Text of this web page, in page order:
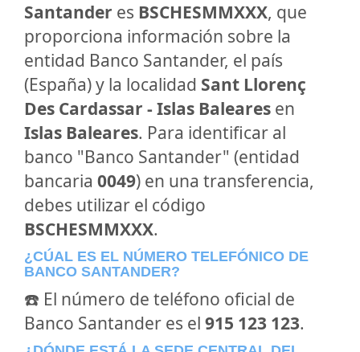
Santander es BSCHESMMXXX, que
proporciona información sobre la
entidad Banco Santander, el país
(España) y la localidad Sant Llorenç
Des Cardassar - Islas Baleares en
Islas Baleares. Para identificar al
banco "Banco Santander" (entidad
bancaria 0049) en una transferencia,
debes utilizar el código
BSCHESMMXXX.
¿CÚAL ES EL NÚMERO TELEFÓNICO DE
BANCO SANTANDER?
☎️ El número de teléfono oficial de
Banco Santander es el 915 123 123.